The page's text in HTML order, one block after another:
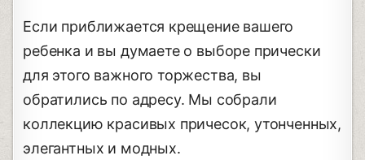
Если приближается крещение вашего
ребенка и вы думаете о выборе прически
для этого важного торжества, вы
обратились по адресу. Мы собрали
коллекцию красивых причесок, утонченных,
элегантных и модных.